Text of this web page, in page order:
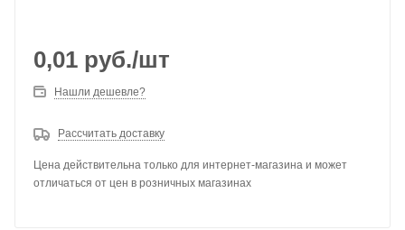
0,01 руб./шт
Нашли дешевле?
Рассчитать доставку
Цена действительна только для интернет-магазина и может
отличаться от цен в розничных магазинах